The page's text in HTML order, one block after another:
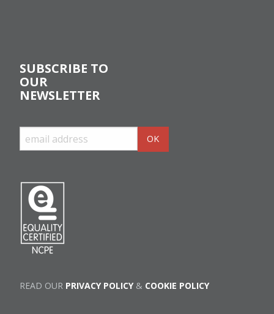
SUBSCRIBE TO
OUR
NEWSLETTER
READ OUR PRIVACY POLICY& COOKIE POLICY